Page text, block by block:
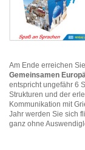
Am Ende erreichen
Gemeinsamen
entspricht ungefähr 6
Strukturen und der
Kommunikation mit
Jahr werden Sie sich
ganz ohne